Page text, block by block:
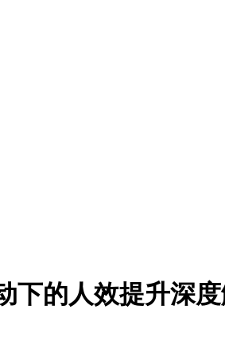
下的人效提升深